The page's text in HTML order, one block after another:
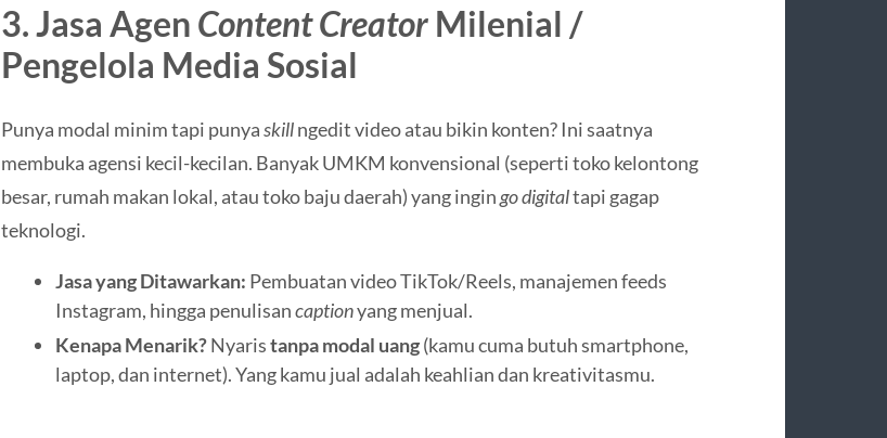
3. Jasa Agen Content CreatorMilenial /
Pengelola Media Sosial
Punya modal minim tapi punyaskillngedit video atau bikin konten? Ini saatnya
membuka agensi kecil-kecilan. Banyak UMKM konvensional (seperti toko kelontong
besar, rumah makan lokal, atau toko baju daerah) yang ingingo digitaltapi gagap
teknologi.
Jasa yang Ditawarkan: Pembuatan video TikTok/Reels, manajemen feeds
Instagram, hingga penulisancaptionyang menjual.
Kenapa Menarik?Nyaristanpa modal uang(kamu cuma butuh smartphone,
laptop, dan internet). Yang kamu jual adalah keahlian dan kreativitasmu.